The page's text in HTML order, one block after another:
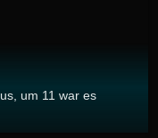
um 11 war es